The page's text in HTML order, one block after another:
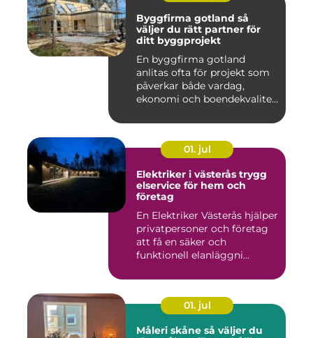
Byggfirma gotland så
väljer du rätt partner för
ditt byggprojekt
En byggfirma gotland
anlitas ofta för projekt som
påverkar både vardag,
ekonomi och boendekvalitet
01. jul
Elektriker i västerås trygg
elservice för hem och
företag
En Elektriker Västerås hjälper
privatpersoner och företag
att få en säker och
funktionell elanläggni...
01. jul
Måleri skåne så väljer du